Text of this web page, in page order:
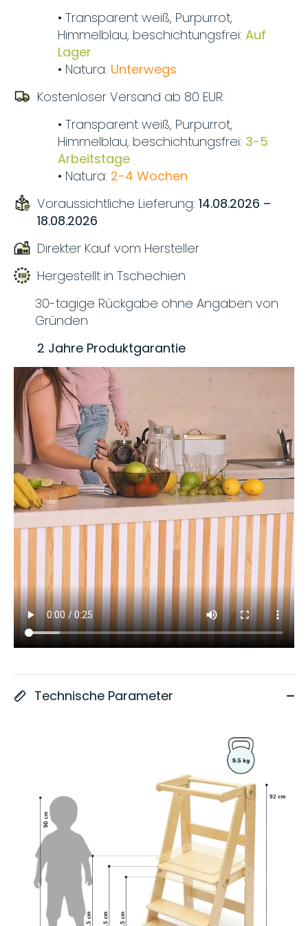
• Transparent weiß, Purpurrot,
Himmelblau, beschichtungsfrei: Auf
Lager
• Natura: Unterwegs
Kostenloser Versand ab 80 EUR:
• Transparent weiß, Purpurrot,
Himmelblau, beschichtungsfrei: 3-5
Arbeitstage
• Natura: 2-4 Wochen
Voraussichtliche Lieferung: 14.08.2026 –
18.08.2026
Direkter Kauf vom Hersteller
Hergestellt in Tschechien
30-tagige Rückgabe ohne Angaben von
Gründen
2 Jahre Produktgarantie
Technische Parameter